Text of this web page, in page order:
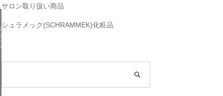
サロン取り扱い商品
シュラメック(SCHRAMMEK)化粧品